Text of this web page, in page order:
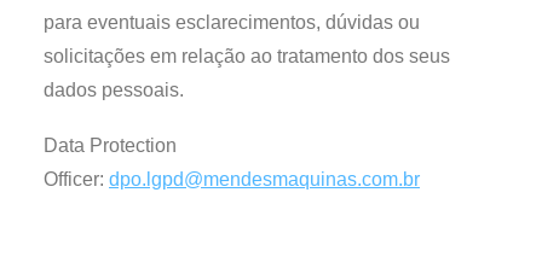
para eventuais esclarecimentos, dúvidas ou
solicitações em relação ao tratamento dos seus
dados pessoais.
Data Protection
Officer: dpo.lgpd@mendesmaquinas.com.br